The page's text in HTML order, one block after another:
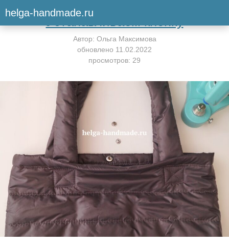
helga-handmade.ruВернуться к мастер-классу
Устанавливаем кнопку
Автор: Ольга Максимова
обновлено 11.02.2022
просмотров: 29